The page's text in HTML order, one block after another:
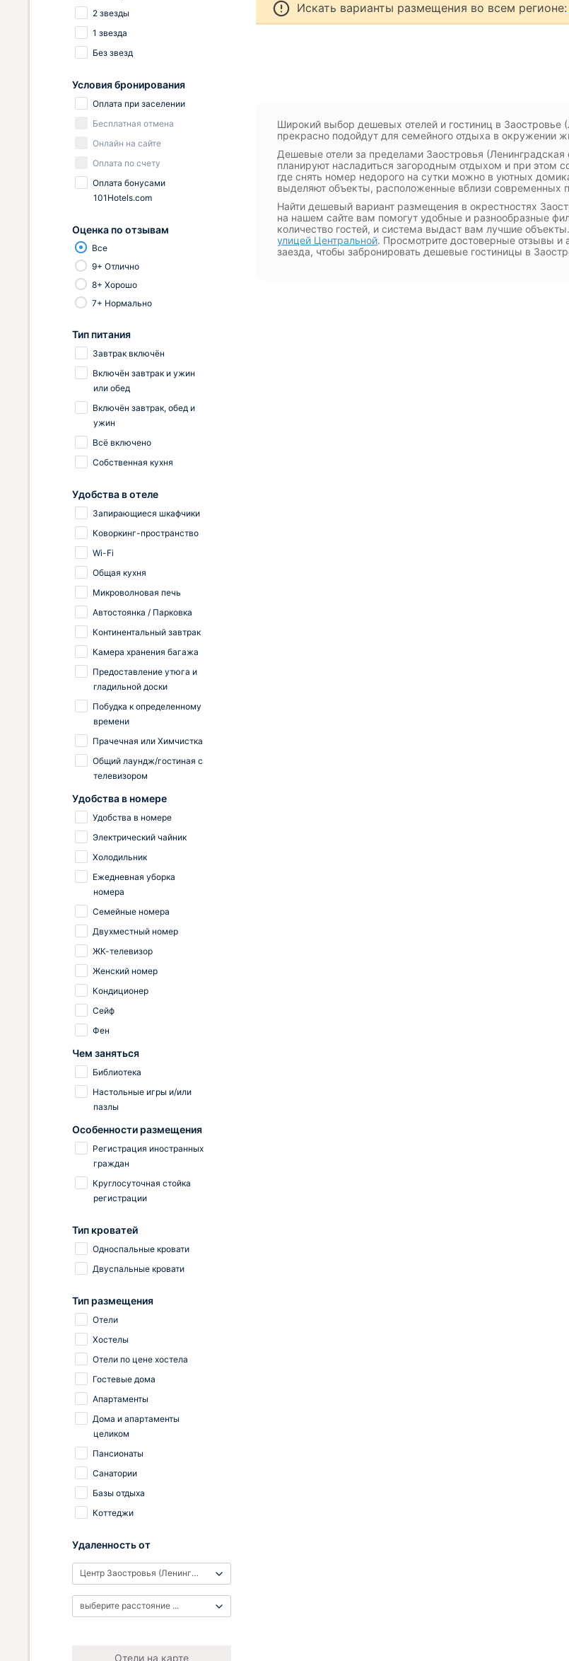
Искать варианты размещения во всем регионе:
Широкий выбор дешевых отелей и гостиниц в Заостровье
прекрасно подойдут для семейного отдыха в окружении
Дешевые отели за пределами Заостровья
планируют насладиться загородным отдыхом и при этом
где снять номер недорого на сутки можно в уютных
выделяют объекты, расположенные вблизи современных
Найти дешевый вариант размещения в окрестностях
на нашем сайте вам помогут удобные и разнообразные
количество гостей, и система выдаст вам лучшие
улицей Центральной. Просмотрите достоверные отзывы и
заезда, чтобы забронировать дешевые гостиницы в
2 звезды
1 звезда
Без звезд
Условия бронирования
Оплата при заселении
Бесплатная отмена
Онлайн на сайте
Оплата по счету
Оплата бонусами
101Hotels.com
Оценка по отзывам
Все
9+ Отлично
8+ Хорошо
7+ Нормально
Тип питания
Завтрак включён
Включён завтрак и ужин
или обед
Включён завтрак, обед и
ужин
Всё включено
Собственная кухня
Удобства в отеле
Запирающиеся шкафчики
Коворкинг-пространство
Wi-Fi
Общая кухня
Микроволновая печь
Автостоянка / Парковка
Континентальный завтрак
Камера хранения багажа
Предоставление утюга и
гладильной доски
Побудка к определенному
времени
Прачечная или Химчистка
Общий лаундж/гостиная с
телевизором
Удобства в номере
Удобства в номере
Электрический чайник
Холодильник
Ежедневная уборка
номера
Семейные номера
Двухместный номер
ЖК-телевизор
Женский номер
Кондиционер
Сейф
Фен
Чем заняться
Библиотека
Настольные игры и/или
пазлы
Особенности размещения
Регистрация иностранных
граждан
Круглосуточная стойка
регистрации
Тип кроватей
Односпальные кровати
Двуспальные кровати
Тип размещения
Отели
Хостелы
Отели по цене хостела
Гостевые дома
Апартаменты
Дома и апартаменты
целиком
Пансионаты
Санатории
Базы отдыха
Коттеджи
Удаленность от
Центр Заостровья (Ленинградская область)
выберите расстояние ...
Отели на карте